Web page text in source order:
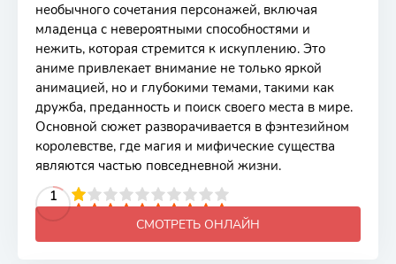
необычного сочетания персонажей, включая
младенца с невероятными способностями и
нежить, которая стремится к искуплению. Это
аниме привлекает внимание не только яркой
анимацией, но и глубокими темами, такими как
дружба, преданность и поиск своего места в мире.
Основной сюжет разворачивается в фэнтезийном
королевстве, где магия и мифические существа
являются частью повседневной жизни.
1
4 5 6 7 8 9 10
СМОТРЕТЬ ОНЛАЙН